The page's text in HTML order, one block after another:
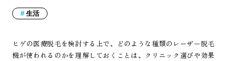
生活
ヒゲの医療脱毛を検討する上で、どのような種類のレーザー脱毛
機が使われるのかを理解しておくことは、クリニック選びや効果